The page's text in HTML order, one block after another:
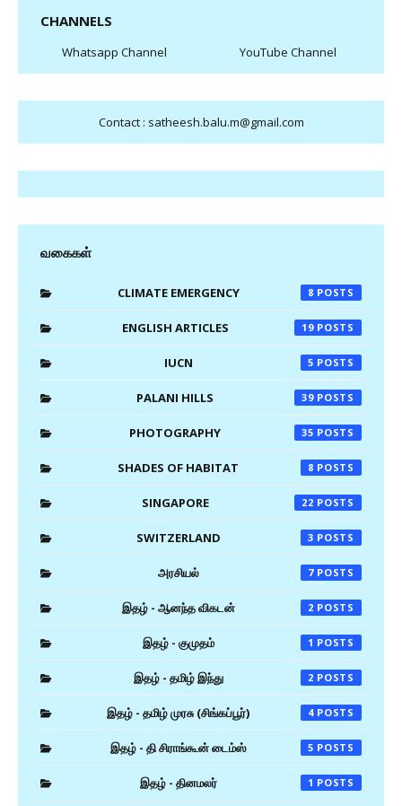
CHANNELS
Whatsapp Channel YouTube Channel
Contact : satheesh.balu.m@gmail.com
வகைகள்
CLIMATE EMERGENCY 8
ENGLISH ARTICLES 19
IUCN 5
PALANI HILLS 39
PHOTOGRAPHY 35
SHADES OF HABITAT 8
SINGAPORE 22
SWITZERLAND 3
அரசியல் 7
இதழ் - ஆனந்த விகடன் 2
இதழ் - குமுதம் 1
இதழ் - தமிழ் இந்து 2
இதழ் - தமிழ் முரசு (சிங்கப்பூர்) 4
இதழ் - தி சிராங்கூன் டைம்ஸ் 5
இதழ் - தினமலர் 1